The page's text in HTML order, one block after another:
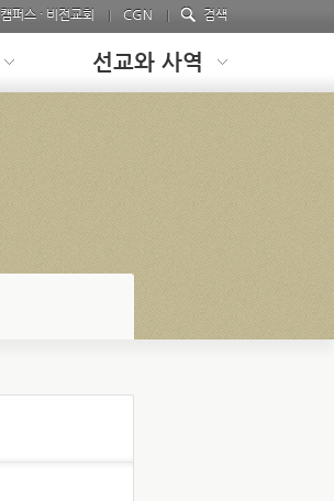
캠퍼스 · 비전교회 CGN 검색
선교와 사역